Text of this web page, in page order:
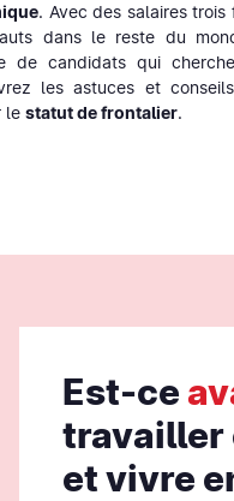
. Avec des salaires
dans le reste du
de candidats qui
les astuces et
le statut de frontalier.
Est-ce
travailler
et vivre